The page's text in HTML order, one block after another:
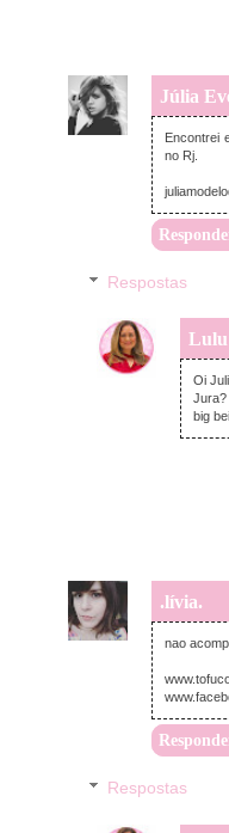
Júlia
Encontrei
no Rj.
Respostas
Lulu
Oi
Jura?
big
.lívia.
nao
Respostas